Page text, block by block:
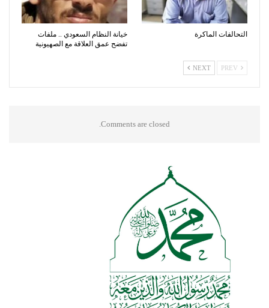
التحالفات الماكرة
خيانة النظام السعودي .. ملفات
تفضح عمق العلاقة مع الصهيونية
NEXT
Comments are closed.